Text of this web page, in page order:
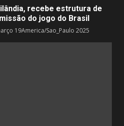
recebe estrutura de
do jogo do Brasil
19America/Sao_Paulo 2025